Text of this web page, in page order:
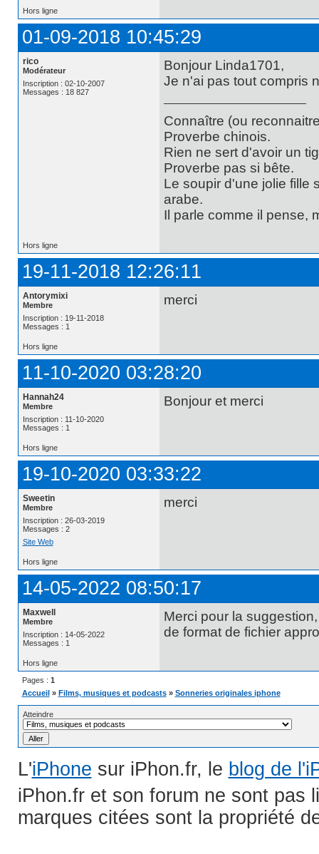
Hors ligne
01-09-2018 10:45:29
rico
Modérateur
Inscription : 02-10-2007
Messages : 18 827
Bonjour Linda1701,
Je n'ai pas tout compris
Connaître (ou
Proverbe chinois.
Rien ne sert d'avoir un
Proverbe pas si bête.
Le soupir d'une jolie fille
arabe.
Il parle comme il pense,
Hors ligne
19-11-2018 12:26:11
Antorymixi
Membre
Inscription : 19-11-2018
Messages : 1
merci
Hors ligne
11-10-2020 03:28:20
Hannah24
Membre
Inscription : 11-10-2020
Messages : 1
Bonjour et merci
Hors ligne
19-10-2020 03:33:22
Sweetin
Membre
Inscription : 26-03-2019
Messages : 2
Site Web
merci
Hors ligne
14-05-2022 08:50:17
Maxwell
Membre
Inscription : 14-05-2022
Messages : 1
Merci pour la
de format de fichier
Hors ligne
Pages : 1
Accueil » Films, musiques et podcasts » Sonneries originales iphone
Atteindre
L'iPhone sur iPhon.fr, le blog de
iPhon.fr et son forum ne sont pas
marques citées sont la propriété